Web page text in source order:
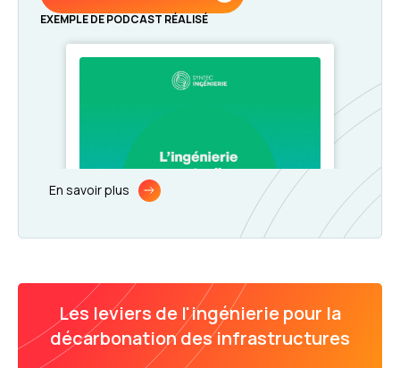
EXEMPLE DE PODCAST RÉALISÉ
En savoir plus
Les leviers de l'ingénierie pour la
décarbonation des infrastructures